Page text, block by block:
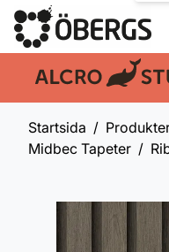
En del av:
Startsida
Midbec Tapeter